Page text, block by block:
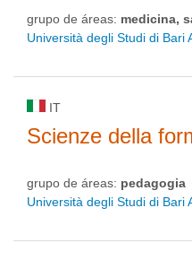
grupo de áreas: medicina,
Università degli Studi di Bari
IT
Scienze della
grupo de áreas: pedagogia
Università degli Studi di Bari